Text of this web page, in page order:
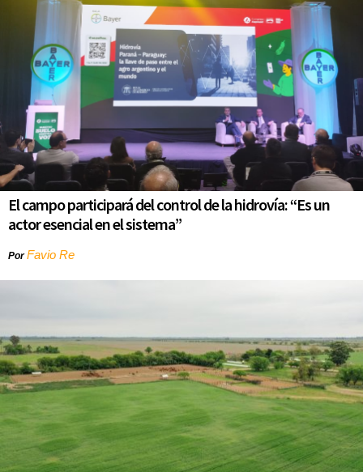
El campo participará del control de la hidrovía: “Es un
actor esencial en el sistema”
PorFavio Re